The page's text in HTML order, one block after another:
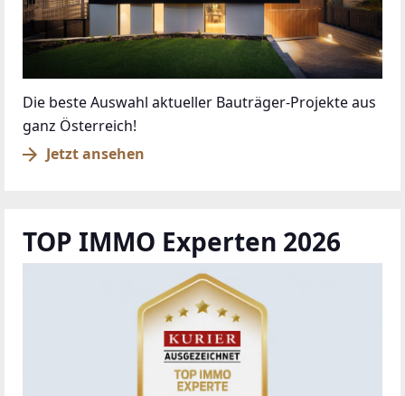
Die beste Auswahl aktueller Bauträger-Projekte aus
ganz Österreich!
Jetzt ansehen
TOP IMMO Experten 2026